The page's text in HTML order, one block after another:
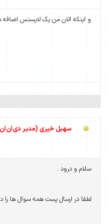
و اینکه الان من یک لایسنس
سهیل خیری (مدیر
سلام و درود .
لطفا در ارسال پست همه سوال ها را